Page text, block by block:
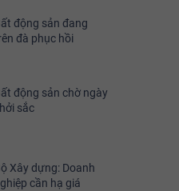
khoảng 30%
động sản đang
đà phục hồi
động sản chờ ngày
sắc
Xây dựng: Doanh
cần hạ giá